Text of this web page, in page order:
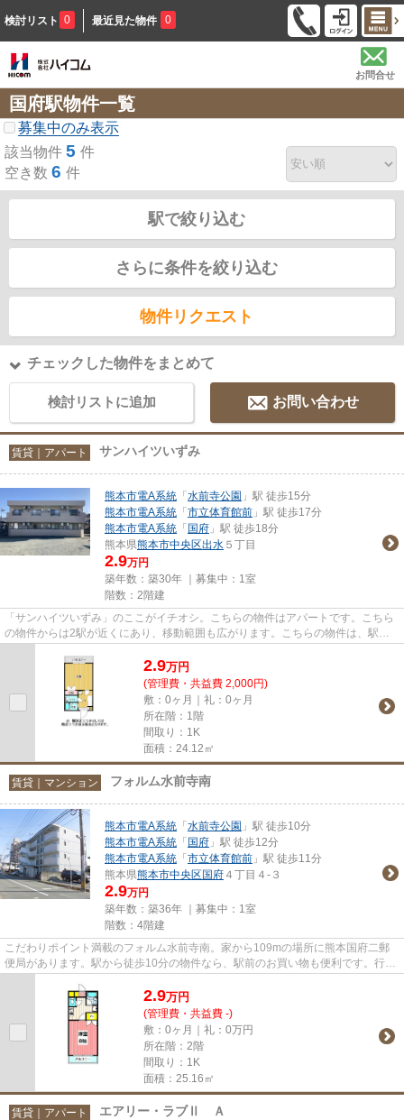
検討リスト 0 最近見た物件 0
お問合せ
国府駅物件一覧
募集中のみ表示
該当物件 5 件
空き数 6 件
駅で絞り込む
さらに条件を絞り込む
物件リクエスト
チェックした物件をまとめて
検討リストに追加 お問い合わせ
賃貸｜アパート サンハイツいずみ
熊本市電A系統 「 水前寺公園 」駅 徒歩15分
熊本市電A系統 「 市立体育館前 」駅 徒歩17分
熊本市電A系統 「 国府 」駅 徒歩18分
熊本県熊本市中央区出水 ５丁目
2.9万円
築年数：築30年 ｜募集中： 1室
階数：2階建
「サンハイツいずみ」のここがイチオシ。こちらの物件はアパートです。こちら
の物件からは2駅が近くにあり、移動範囲も広がります。こちらの物件は、駅へ
2.9万円
(管理費・共益費 2,000円)
敷：0ヶ月｜礼：0ヶ月
所在階：1階
間取り：1K
面積：24.12㎡
賃貸｜マンション フォルム水前寺南
熊本市電A系統 「 水前寺公園 」駅 徒歩10分
熊本市電A系統 「 国府 」駅 徒歩12分
熊本市電A系統 「 市立体育館前 」駅 徒歩11分
熊本県熊本市中央区 国府 ４丁目４-３
2.9万円
築年数：築36年 ｜募集中： 1室
階数：4階建
こだわりポイント満載のフォルム水前寺南。家から109mの場所に熊本国府二郵
便局があります。駅から徒歩10分の物件なら、駅前のお買い物も便利です。行く
2.9万円
(管理費・共益費 -)
敷：0ヶ月｜礼：0万円
所在階：2階
間取り：1K
面積：25.16㎡
賃貸｜アパート エアリー・ラブⅡ Ａ